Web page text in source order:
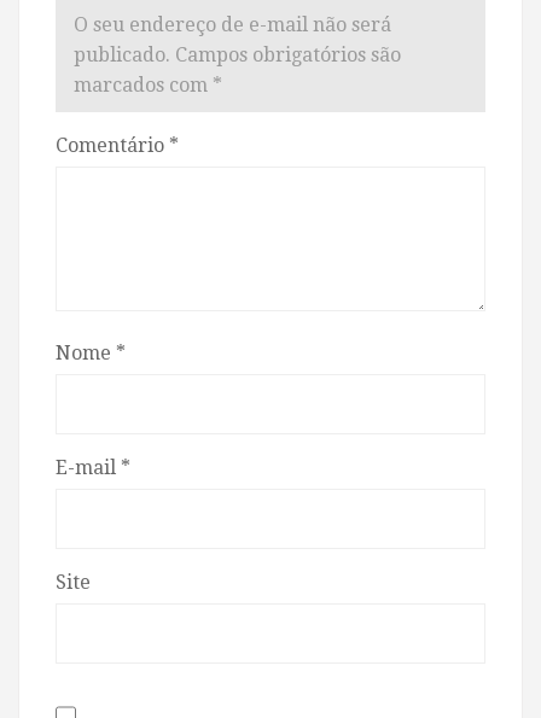
O seu endereço de e-mail não será
publicado. Campos obrigatórios são
marcados com *
Comentário *
Nome *
E-mail *
Site